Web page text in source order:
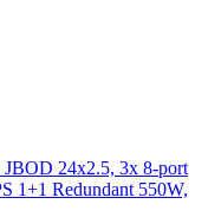
24x2.5, 3x 8-port
1+1 Redundant 550W,